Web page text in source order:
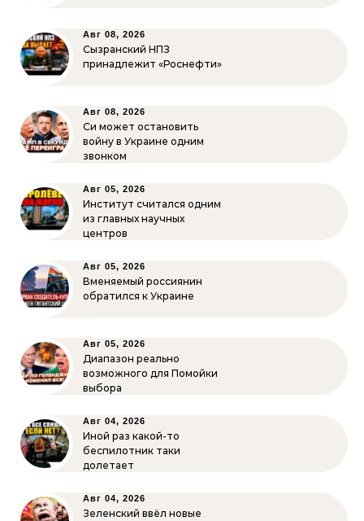
Авг 08, 2026
Сызранский НПЗ
принадлежит «Роснефти»
Авг 08, 2026
Си может остановить
войну в Украине одним
звонком
Авг 05, 2026
Институт считался одним
из главных научных
центров
Авг 05, 2026
Вменяемый россиянин
обратился к Украине
Авг 05, 2026
Диапазон реально
возможного для Помойки
выбора
Авг 04, 2026
Иной раз какой-то
беспилотник таки
долетает
Авг 04, 2026
Зеленский ввёл новые